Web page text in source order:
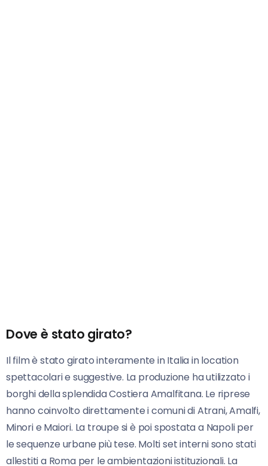
Dove è stato girato?
Il film è stato girato interamente in Italia in location
spettacolari e suggestive. La produzione ha utilizzato i
borghi della splendida Costiera Amalfitana. Le riprese
hanno coinvolto direttamente i comuni di Atrani, Amalfi,
Minori e Maiori. La troupe si è poi spostata a Napoli per
le sequenze urbane più tese. Molti set interni sono stati
allestiti a Roma per le ambientazioni istituzionali. La